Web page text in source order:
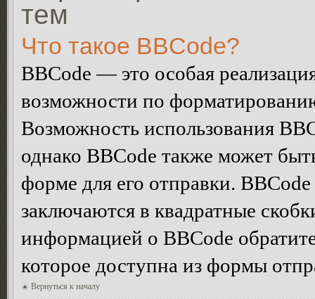
тем
Что такое BBCode?
BBCode — это особая
возможности по
Возможность использования
однако BBCode также может
форме для его отправки.
заключаются в квадратные
информацией о BBCode
которое доступна из формы
Вернуться к началу